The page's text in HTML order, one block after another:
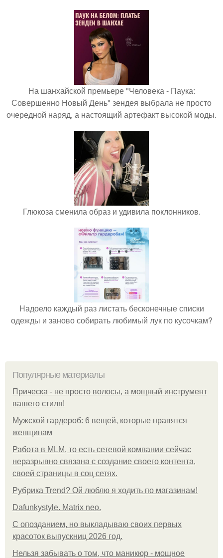
На шанхайской премьере "Человека - Паука:
Совершенно Новый День" зендея выбрала не просто
очередной наряд, а настоящий артефакт высокой моды.
Глюкоза сменила образ и удивила поклонников.
Надоело каждый раз листать бесконечные списки
одежды и заново собирать любимый лук по кусочкам?
Популярные материалы
Прическа - не просто волосы, а мощный инструмент
вашего стиля!
Мужской гардероб: 6 вещей, которые нравятся
женщинам
Работа в MLM, то есть сетевой компании сейчас
неразрывно связана с создание своего контента,
своей страницы в соц сетях.
Рубрика Trend? Ой люблю я ходить по магазинам!
Dafunkystyle. Matrix neo.
С опозданием, но выкладываю своих первых
красоток выпускниц 2026 год.
Нельзя забывать о том, что маникюр - мощное